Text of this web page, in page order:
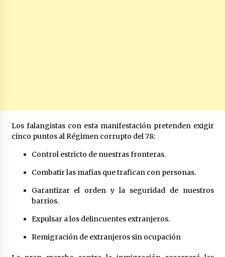
Los falangistas con esta manifestación pretenden exigir
cinco puntos al Régimen corrupto del 78:
Control estricto de nuestras fronteras.
Combatir las mafias que trafican con personas.
Garantizar el orden y la seguridad de nuestros
barrios.
Expulsar a los delincuentes extranjeros.
Remigración de extranjeros sin ocupación